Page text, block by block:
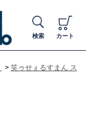
検索 カート
> 笑ゥせぇるすまん ス